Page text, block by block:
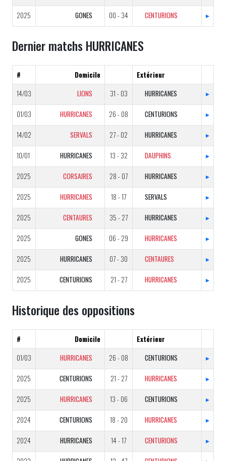
2025 GONES 00 - 34 CENTURIONS ▸
Dernier matchs HURRICANES
# Domicile
Extérieur
14/03
LIONS 31 - 03 HURRICANES ▸
01/03 HURRICANES 26 - 08 CENTURIONS ▸
14/02 SERVALS 27 - 02 HURRICANES ▸
10/01 HURRICANES 13 - 32 DAUPHINS ▸
2025 CORSAIRES 28 - 07 HURRICANES ▸
2025 HURRICANES 18 - 17 SERVALS ▸
2025 CENTAURES 35 - 27 HURRICANES ▸
2025 GONES 06 - 29 HURRICANES ▸
2025 HURRICANES 07 - 30 CENTAURES ▸
2025 CENTURIONS 21 - 27 HURRICANES ▸
Historique des oppositions
# Domicile
Extérieur
01/03
HURRICANES 26 - 08 CENTURIONS ▸
2025 CENTURIONS 21 - 27 HURRICANES ▸
2025 HURRICANES 13 - 06 CENTURIONS ▸
2024 CENTURIONS 18 - 20 HURRICANES ▸
2024 HURRICANES 14 - 17 CENTURIONS ▸